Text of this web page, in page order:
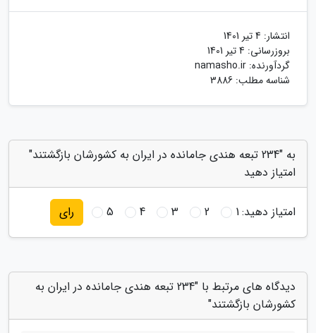
انتشار: 4 تیر 1401
بروزرسانی: 4 تیر 1401
گردآورنده: namasho.ir
شناسه مطلب: 3886
به "234 تبعه هندی جامانده در ایران به کشورشان بازگشتند"
امتیاز دهید
امتیاز دهید:1
2
3
4
5 رای
دیدگاه های مرتبط با "234 تبعه هندی جامانده در ایران به
کشورشان بازگشتند"